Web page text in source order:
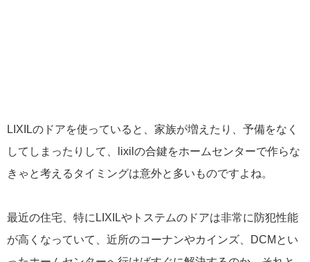
LIXILのドアを使っていると、家族が増えたり、予備をなく
してしまったりして、lixilの合鍵をホームセンターで作らな
きゃと考えるタイミングは意外と多いものですよね。
最近の住宅、特にLIXILやトステムのドアは非常に防犯性能
が高くなっていて、近所のコーナンやカインズ、DCMとい